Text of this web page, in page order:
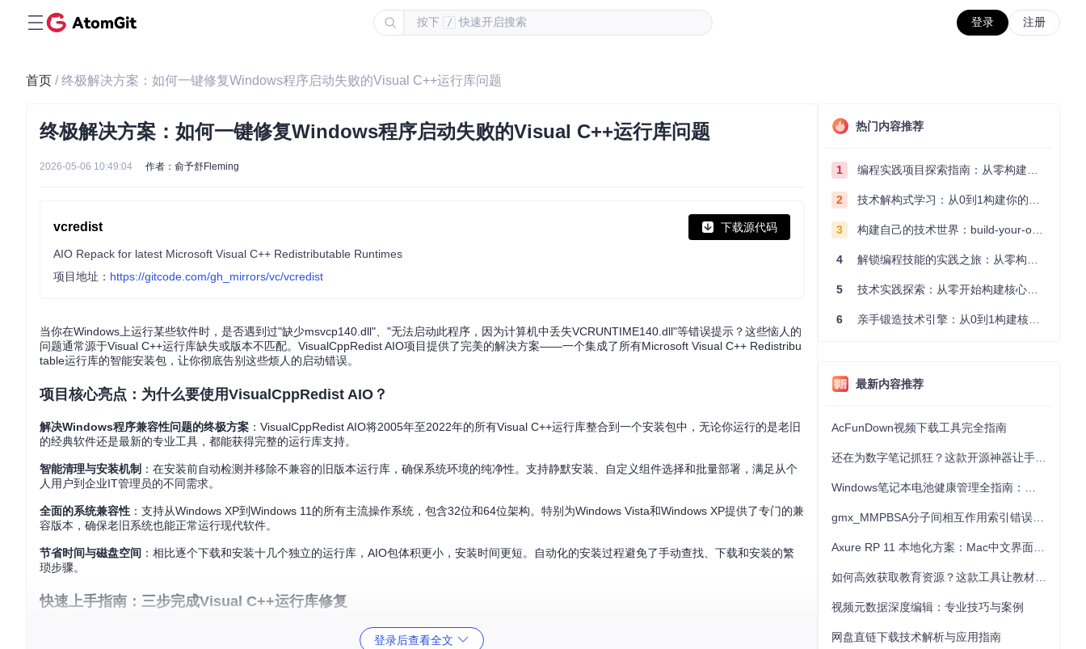
按下 / 快速开启搜索 登录 注册
首页 / 终极解决方案：如何一键修复Windows程序启动失败的Visual C++运行库问题
终极解决方案：如何一键修复Windows程序启动失败的Visual C++运行库问题
2026-05-06 10:49:04 作者：俞予舒Fleming
vcredist 下载源代码
AIO Repack for latest Microsoft Visual C++ Redistributable Runtimes
项目地址： https://gitcode.com/gh_mirrors/vc/vcredist
当你在Windows上运行某些软件时，是否遇到过"缺少msvcp140.dll"、"无法启动此程序，因为计算机中丢失VCRUNTIME140.dll"等错误提示？这些恼人的
问题通常源于Visual C++运行库缺失或版本不匹配。VisualCppRedist AIO项目提供了完美的解决方案——一个集成了所有Microsoft Visual C++ Redistribu
table运行库的智能安装包，让你彻底告别这些烦人的启动错误。
项目核心亮点：为什么要使用VisualCppRedist AIO？
解决Windows程序兼容性问题的终极方案 ：VisualCppRedist AIO将2005年至2022年的所有Visual C++运行库整合到一个安装包中，无论你运行的是老旧
的经典软件还是最新的专业工具，都能获得完整的运行库支持。
智能清理与安装机制 ：在安装前自动检测并移除不兼容的旧版本运行库，确保系统环境的纯净性。支持静默安装、自定义组件选择和批量部署，满足从个
人用户到企业IT管理员的不同需求。
全面的系统兼容性 ：支持从Windows XP到Windows 11的所有主流操作系统，包含32位和64位架构。特别为Windows Vista和Windows XP提供了专门的兼
容版本，确保老旧系统也能正常运行现代软件。
节省时间与磁盘空间 ：相比逐个下载和安装十几个独立的运行库，AIO包体积更小，安装时间更短。自动化的安装过程避免了手动查找、下载和安装的繁
琐步骤。
快速上手指南：三步完成Visual C++运行库修复
登录后查看全文
热门内容推荐
1 编程实践项目探索指南：从零构建技术能力体系
2 技术解构式学习：从0到1构建你的编程知识体系
3 构建自己的技术世界：build-your-own-x项目的实践探索指南
4 解锁编程技能的实践之旅：从零构建你的技术世界
5 技术实践探索：从零开始构建核心系统的实践指南
6 亲手锻造技术引擎：从0到1构建核心系统的实践指南
最新内容推荐
AcFunDown视频下载工具完全指南
视频元数据深度编辑：专业技巧与案例
网盘直链下载技术解析与应用指南